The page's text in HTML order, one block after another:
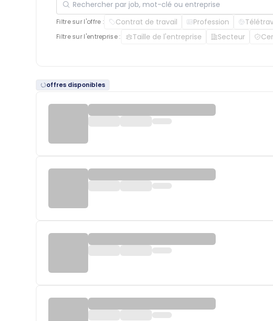
Filtre sur l'offre : Contrat de travail Profession
Filtre sur l'entreprise : Taille de l'entreprise Secteur
offres disponibles